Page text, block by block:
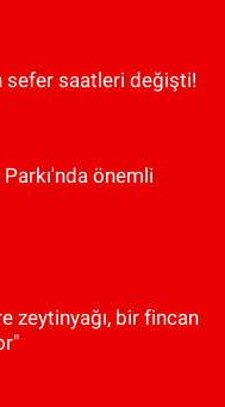
sefer saatleri değişti!
önemli
zeytinyağı, bir fincan